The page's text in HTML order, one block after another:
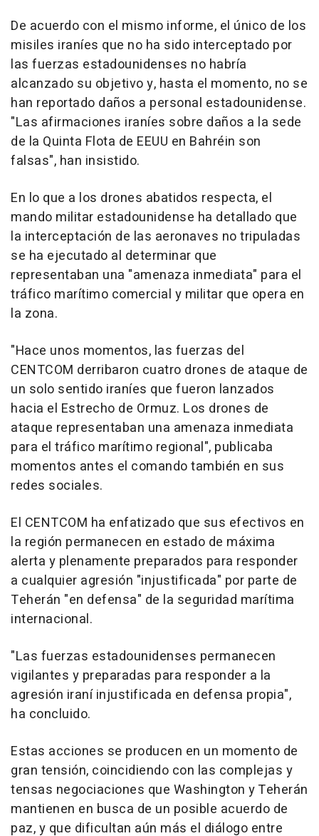
De acuerdo con el mismo informe, el único de los
misiles iraníes que no ha sido interceptado por
las fuerzas estadounidenses no habría
alcanzado su objetivo y, hasta el momento, no se
han reportado daños a personal estadounidense.
"Las afirmaciones iraníes sobre daños a la sede
de la Quinta Flota de EEUU en Bahréin son
falsas", han insistido.
En lo que a los drones abatidos respecta, el
mando militar estadounidense ha detallado que
la interceptación de las aeronaves no tripuladas
se ha ejecutado al determinar que
representaban una "amenaza inmediata" para el
tráfico marítimo comercial y militar que opera en
la zona.
"Hace unos momentos, las fuerzas del
CENTCOM derribaron cuatro drones de ataque de
un solo sentido iraníes que fueron lanzados
hacia el Estrecho de Ormuz. Los drones de
ataque representaban una amenaza inmediata
para el tráfico marítimo regional", publicaba
momentos antes el comando también en sus
redes sociales.
El CENTCOM ha enfatizado que sus efectivos en
la región permanecen en estado de máxima
alerta y plenamente preparados para responder
a cualquier agresión "injustificada" por parte de
Teherán "en defensa" de la seguridad marítima
internacional.
"Las fuerzas estadounidenses permanecen
vigilantes y preparadas para responder a la
agresión iraní injustificada en defensa propia",
ha concluido.
Estas acciones se producen en un momento de
gran tensión, coincidiendo con las complejas y
tensas negociaciones que Washington y Teherán
mantienen en busca de un posible acuerdo de
paz, y que dificultan aún más el diálogo entre